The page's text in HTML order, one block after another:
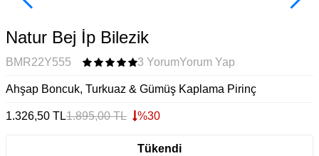
2+ Ürüne +%10
Natur Bej İp Bilezik
BMR22Y555 3 YorumYorum Yap
Ahşap Boncuk, Turkuaz & Gümüş Kaplama Pirinç
1.326,50 TL1.895,00TL %30
Tükendi